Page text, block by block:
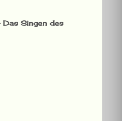
Das Singen des